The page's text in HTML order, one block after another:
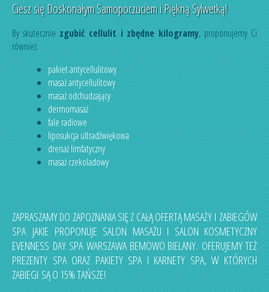
Ciesz się Doskonałym Samopoczuciem i Piękną Sylwetką!
By skutecznie zgubić cellulit i zbędne kilogramy, proponujemy Ci
również:
pakiet antycellulitowy
masaż antycellulitowy
masaż odchudzający
dermomasaż
fale radiowe
liposukcja ultradźwiękowa
drenaż limfatyczny
masaż czekoladowy
ZAPRASZAMY DO ZAPOZNANIA SIĘ Z CAŁĄ OFERTĄ MASAŻY I ZABIEGÓW
SPA JAKIE PROPONUJE SALON MASAŻU I SALON KOSMETYCZNY
EVENNESS DAY SPA WARSZAWA BEMOWO BIELANY. OFERUJEMY TEŻ
PREZENTY SPA ORAZ PAKIETY SPA I KARNETY SPA, W KTÓRYCH
ZABIEGI SĄ O 15% TAŃSZE!